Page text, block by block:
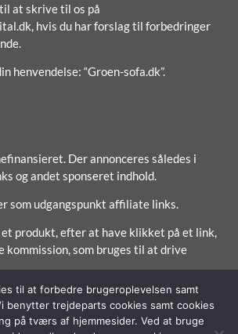
at skrive til os på
hvis du har forslag til forbedringer
henvendelse: “Groen-sofa.dk”.
Der annonceres således i
og andet sponseret indhold.
som udgangspunkt affiliate links.
produkt, efter at have klikket på et link,
kommission, som bruges til at drive
til at forbedre brugeroplevelsen samt
benytter trejdeparts cookies samt cookies
på tværs af hjemmesider. Ved at bruge